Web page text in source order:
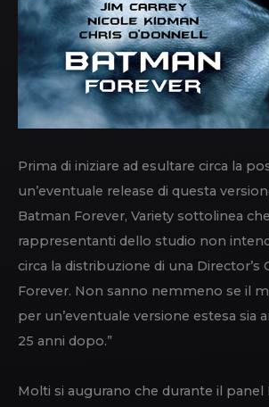
Prima di iniziare ad esultare circa la
un’eventuale release di questa
Batman Forever, Variety sottolinea
rappresentanti dello studio non
circa la distribuzione di una Director’s
Forever. Non sanno nemmeno se il
per un’eventuale versione estesa sia
25 anni dopo.”
Molti si augurano che durante il panel